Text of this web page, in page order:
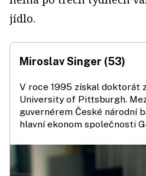
jídlo.
Miroslav Singer (53)
V roce 1995 získal doktorát
University of Pittsburgh.
guvernérem České národní
hlavní ekonom společnosti